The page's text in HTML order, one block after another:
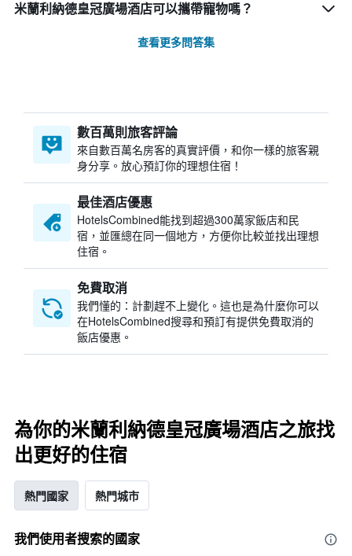
米蘭利納德皇冠廣場酒店可以攜帶寵物嗎？
查看更多問答集
數百萬則旅客評論
來自數百萬名房客的真實評價，和你一樣的旅客親
身分享。放心預訂你的理想住宿！
最佳酒店優惠
HotelsCombined​能找到超過300萬家飯店和民
宿，並匯總在同一個地方，方便你比較並找出理想
住宿。
免費取消
我們懂的：計劃趕不上變化。這也是為什麼你可以
在HotelsCombined搜尋和預訂有提供免費取消的
飯店優惠。
為你的米蘭利納德皇冠廣場酒店之旅找
出更好的住宿
熱門國家 熱門城市
我們使用者搜索的國家